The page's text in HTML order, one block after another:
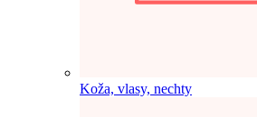
Koža, vlasy, nechty